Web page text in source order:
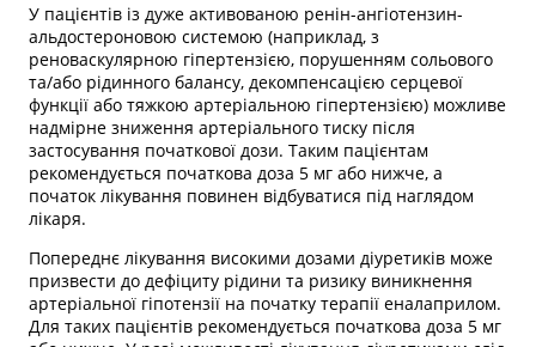
У пацієнтів із дуже активованою ренін-ангіотензин-
альдостероновою системою (наприклад, з
реноваскулярною гіпертензією, порушенням сольового
та/або рідинного балансу, декомпенсацією серцевої
функції або тяжкою артеріальною гіпертензією) можливе
надмірне зниження артеріального тиску після
застосування початкової дози. Таким пацієнтам
рекомендується початкова доза 5 мг або нижче, а
початок лікування повинен відбуватися під наглядом
лікаря.
Попереднє лікування високими дозами діуретиків може
призвести до дефіциту рідини та ризику виникнення
артеріальної гіпотензії на початку терапії еналаприлом.
Для таких пацієнтів рекомендується початкова доза 5 мг